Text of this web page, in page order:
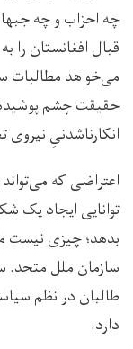
چه احزاب و چه
قبال افغانستان
می‌خواهد مطالبات
حقیقت چشم
انکارناشدنیِ
اعتراضی که
توانایی ایجاد یک
بدهد؛ چیزی نیست
سازمان ملل متحد.
طالبان در نظم
دارد.